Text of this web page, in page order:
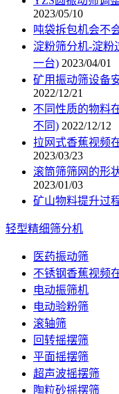
2023/05/10
吨袋拆包机会不
淀粉筛分机-淀粉
一台) 2023/04/01
矿用振动筛设备
2022/12/21
不同性质的物料
不同) 2022/12/12
拉网式香蕉视频
2023/03/23
滚筒筛筛网的形
2023/01/03
矿山物料提升过
轻型精细筛分机
医药振动筛
不锈钢香蕉视频
电动振筛机
电动验粉筛
滚轴筛
回转摇摆筛
平面摇摆筛
超声波摇摆筛
陶粒砂摇摆筛